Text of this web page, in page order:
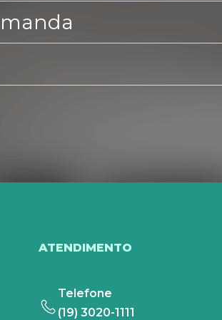
ATENDIMENTO
Telefone
(19) 3020-1111